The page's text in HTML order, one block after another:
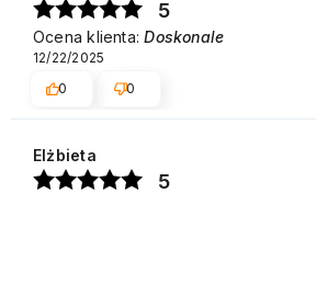
5
Ocena klienta:Doskonale
12/22/2025
0
0
Elżbieta
5